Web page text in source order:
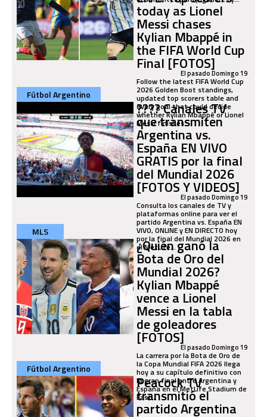
today as Lionel
Messi chases
Kylian Mbappé in
the FIFA World Cup
Final [FOTOS]El pasado Domingo 19
Follow the latest FIFA World Cup
2026 Golden Boot standings,
updated top scorers table and
every goal that could decide
whether Kylian Mbappé or Lionel
Messi finishes...
Fútbol Argentino
???? Canales TV
que transmiten
Argentina vs.
España EN VIVO
GRATIS por la final
del Mundial 2026
[FOTOS Y VIDEOS]
El pasado Domingo 19
Consulta los canales de TV y
plataformas online para ver el
partido Argentina vs. España EN
VIVO, ONLINE y EN DIRECTO hoy
por la final del Mundial 2026 en
el MetLife...
MLS
¿Quién ganó la
Bota de Oro del
Mundial 2026?
Kylian Mbappé
vence a Lionel
Messi en la tabla
de goleadores
[FOTOS]El pasado Domingo 19
La carrera por la Bota de Oro de
la Copa Mundial FIFA 2026 llega
hoy a su capítulo definitivo con
la gran final entre Argentina y
España en el MetLife Stadium de
East...
Fútbol Argentino
Peacock TV
transmitió el
partido Argentina